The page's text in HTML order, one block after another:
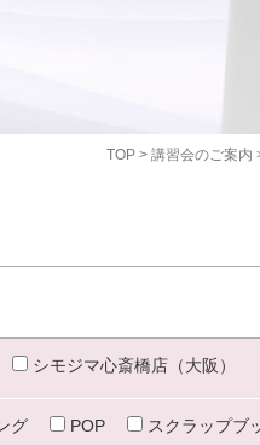
TOP > 講習会のご案内
シモジマ心斎橋店（大阪）
グ POP
スクラップブ